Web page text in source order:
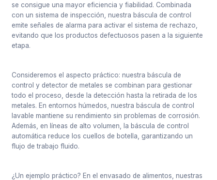
se consigue una mayor eficiencia y fiabilidad. Combinada
con un sistema de inspección, nuestra báscula de control
emite señales de alarma para activar el sistema de rechazo,
evitando que los productos defectuosos pasen a la siguiente
etapa.
Consideremos el aspecto práctico: nuestra báscula de
control y detector de metales se combinan para gestionar
todo el proceso, desde la detección hasta la retirada de los
metales. En entornos húmedos, nuestra báscula de control
lavable mantiene su rendimiento sin problemas de corrosión.
Además, en líneas de alto volumen, la báscula de control
automática reduce los cuellos de botella, garantizando un
flujo de trabajo fluido.
¿Un ejemplo práctico? En el envasado de alimentos, nuestras